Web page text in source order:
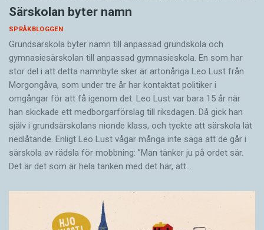
Särskolan byter namn
SPRÅKBLOGGEN
Grundsärskola byter namn till anpassad grundskola och
gymnasiesärskolan till anpassad gymnasieskola. En som har
stor del i att detta namnbyte sker är artonåriga Leo Lust från
Morgongåva, som under tre år har kontaktat politiker i
omgångar för att få igenom det. Leo Lust var bara 15 år när
han skickade ett medborgarförslag till riksdagen. Då gick han
själv i grundsärskolans nionde klass, och tyckte att särskola lät
nedlåtande. Enligt Leo Lust vågar många inte säga att de går i
särskola av rädsla för mobbning: ”Man tänker ju på ordet sär.
Det är det som är hela tanken med det här, att…